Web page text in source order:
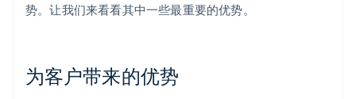
势。让我们来看看其中一些最重要的优势。
为客户带来的优势